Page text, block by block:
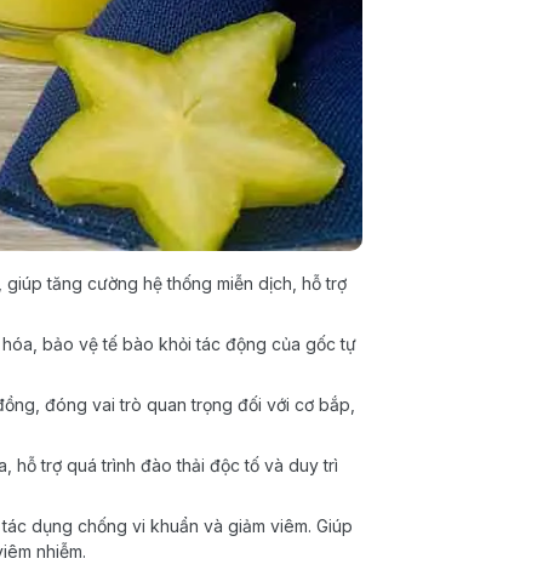
tăng cường hệ thống miễn dịch, hỗ trợ
bảo vệ tế bào khỏi tác động của gốc tự
đóng vai trò quan trọng đối với cơ bắp,
hỗ trợ quá trình đào thải độc tố và duy trì
dụng chống vi khuẩn và giảm viêm. Giúp
nhiễm.